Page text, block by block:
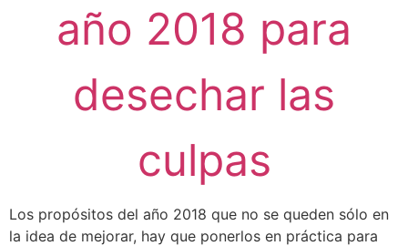
año 2018 para
desechar las
culpas
Los propósitos del año 2018 que no se queden sólo en
la idea de mejorar, hay que ponerlos en práctica para